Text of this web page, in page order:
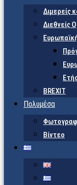
Διμερείς
Διεθνείς
BREXIT
Πολυμέσα
Βίντεο